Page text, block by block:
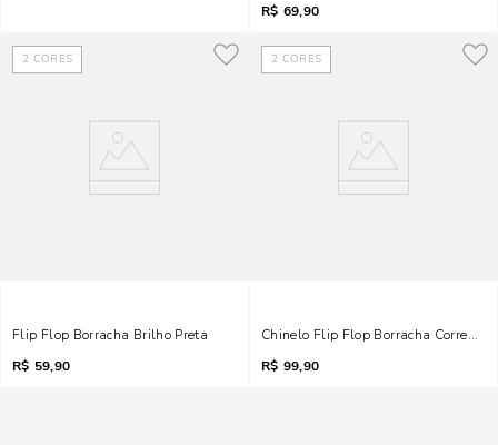
R$ 69,90
2 CORES
Flip Flop Borracha Brilho Preta
R$ 59,90
2 CORES
R$ 99,90